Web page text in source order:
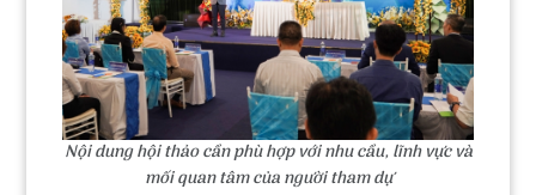
Nội dung hội thảo cần phù hợp với nhu cầu, lĩnh vực và
mối quan tâm của người tham dự